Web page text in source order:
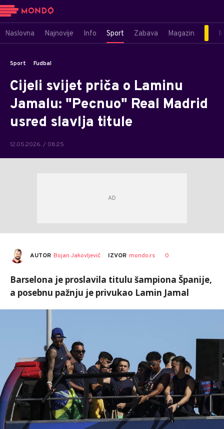
Naslovna Najnovije Info Sport Zabava Magazin
Sport Fudbal
Cijeli svijet priča o Laminu
Jamalu: "Pecnuo" Real Madrid
usred slavlja titule
12.05.2026. / 08:25
AUTOR Bojan Jakovljević IZVOR mondo.rs 0
Barselona je proslavila titulu šampiona Španije,
a posebnu pažnju je privukao Lamin Jamal